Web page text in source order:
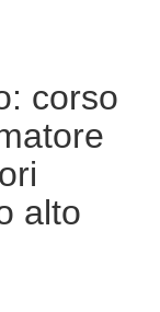
corso
alto